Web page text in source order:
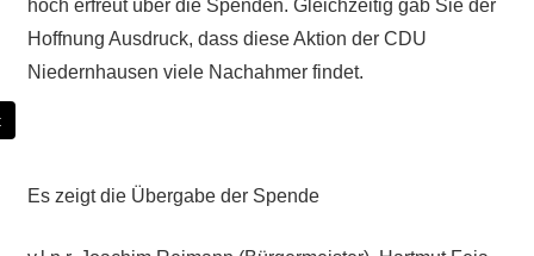
hoch erfreut über die Spenden. Gleichzeitig gab Sie der
Hoffnung Ausdruck, dass diese Aktion der CDU
Niedernhausen viele Nachahmer findet.
Es zeigt die Übergabe der Spende